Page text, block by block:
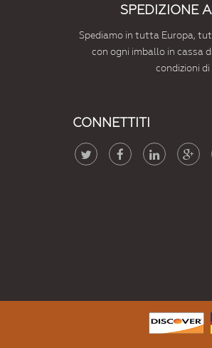
SPEDIZIONE
Spediamo in tutta Europa,
con ogni imballo in cassa
condizioni
CONNETTITI